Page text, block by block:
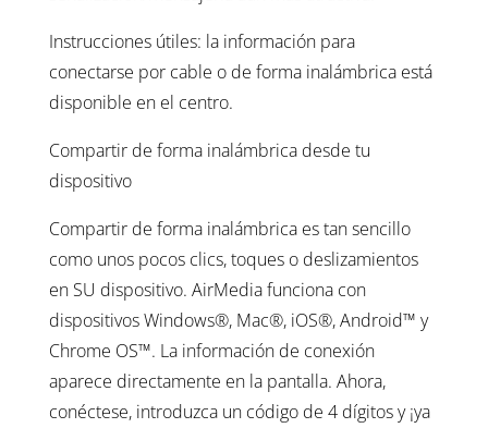
Instrucciones útiles: la información para
conectarse por cable o de forma inalámbrica está
disponible en el centro.
Compartir de forma inalámbrica desde tu
dispositivo
Compartir de forma inalámbrica es tan sencillo
como unos pocos clics, toques o deslizamientos
en SU dispositivo. AirMedia funciona con
dispositivos Windows®, Mac®, iOS®, Android™ y
Chrome OS™. La información de conexión
aparece directamente en la pantalla. Ahora,
conéctese, introduzca un código de 4 dígitos y ¡ya